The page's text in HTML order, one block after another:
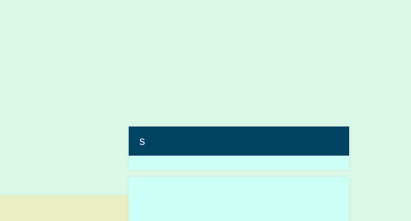
s